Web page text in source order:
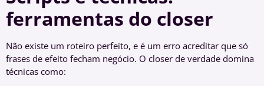
ferramentas do closer
Não existe um roteiro perfeito, e é um erro acreditar que só
frases de efeito fecham negócio. O closer de verdade domina
técnicas como: